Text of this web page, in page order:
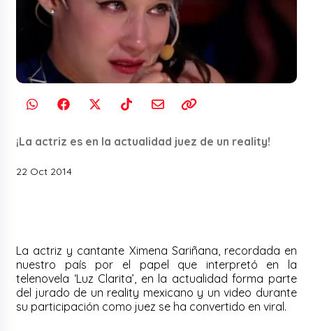
¡La actriz es en la actualidad juez de un reality!
22 Oct 2014
La actriz y cantante Ximena Sariñana, recordada en
nuestro país por el papel que interpretó en la
telenovela ‘Luz Clarita’, en la actualidad forma parte
del jurado de un reality mexicano y un video durante
su participación como juez se ha convertido en viral.